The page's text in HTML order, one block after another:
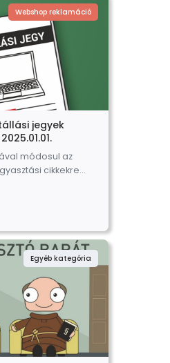
Webshop reklamáció
jegyek
módosul az
cikkekre
jegyek
összefoglaljuk
Egyéb kategória